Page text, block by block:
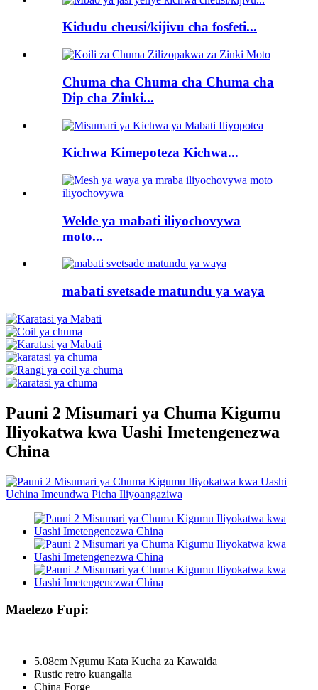
Kidudu cheusi/kijivu cha fosfeti...
Chuma cha Chuma cha Chuma cha
Dip cha Zinki...
Kichwa Kimepoteza Kichwa...
Welde ya mabati iliyochovywa
moto...
mabati svetsade matundu ya waya
Pauni 2 Misumari ya Chuma Kigumu
Iliyokatwa kwa Uashi Imetengenezwa
China
Maelezo Fupi:
5.08cm Ngumu Kata Kucha za Kawaida
Rustic retro kuangalia
China Forge